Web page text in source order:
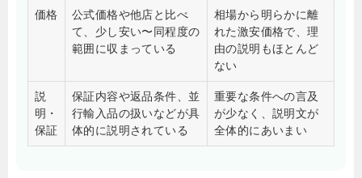
価格
公式価格や他店と比べ
て、少し安い〜同程度の
範囲に収まっている
相場から明らかに離
れた激安価格で、理
由の説明もほとんど
ない
説
明・
保証
保証内容や返品条件、並
行輸入品の扱いなどが具
体的に説明されている
重要な条件への言及
が少なく、説明文が
全体的にあいまい